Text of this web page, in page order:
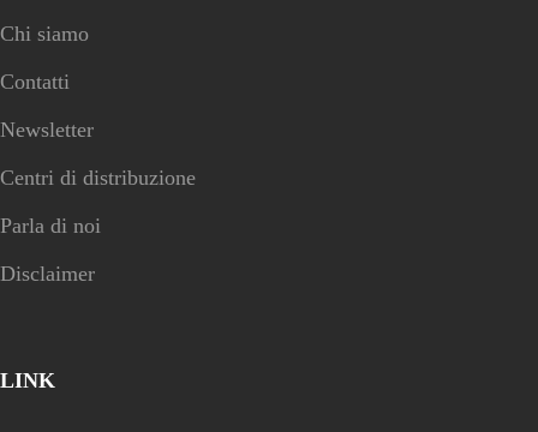
Chi siamo
Contatti
Newsletter
Centri di distribuzione
Parla di noi
Disclaimer
LINK